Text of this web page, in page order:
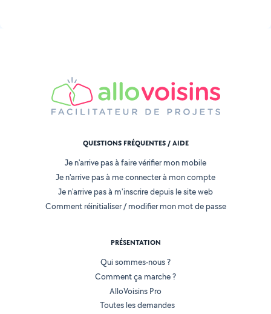
QUESTIONS FRÉQUENTES / AIDE
Je n'arrive pas à faire vérifier mon mobile
Je n'arrive pas à me connecter à mon compte
Je n'arrive pas à m'inscrire depuis le site web
Comment réinitialiser / modifier mon mot de passe
PRÉSENTATION
Qui sommes-nous ?
Comment ça marche ?
AlloVoisins Pro
Toutes les demandes